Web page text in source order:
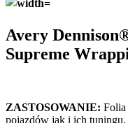
Avery
Supreme
ZASTOSOWANIE: Folia
pojazdów jak i ich